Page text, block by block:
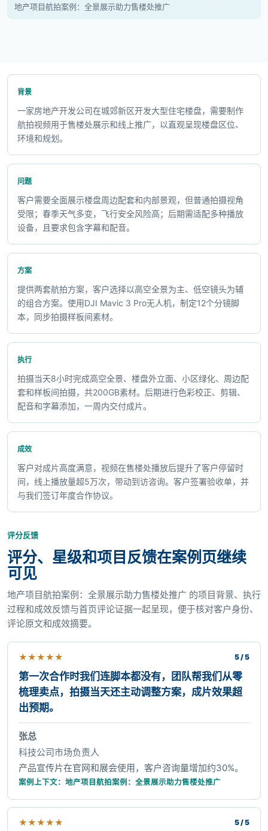
地产项目航拍案例：全景展示助力售楼处推广
背景
一家房地产开发公司在城郊新区开发大型住宅楼盘，需要制作
航拍视频用于售楼处展示和线上推广，以直观呈现楼盘区位、
环境和规划。
问题
客户需要全面展示楼盘周边配套和内部景观，但普通拍摄视角
受限；春季天气多变，飞行安全风险高；后期需适配多种播放
设备，且要求包含字幕和配音。
方案
提供两套航拍方案，客户选择以高空全景为主、低空镜头为辅
的组合方案。使用DJI Mavic 3 Pro无人机，制定12个分镜脚
本，同步拍摄样板间素材。
执行
拍摄当天8小时完成高空全景、楼盘外立面、小区绿化、周边配
套和样板间拍摄，共200GB素材。后期进行色彩校正、剪辑、
配音和字幕添加，一周内交付成片。
成效
客户对成片高度满意，视频在售楼处播放后提升了客户停留时
间，线上播放量超5万次，带动到访咨询。客户签署验收单，并
与我们签订年度合作协议。
评分反馈
评分、星级和项目反馈在案例页继续
可见
地产项目航拍案例：全景展示助力售楼处推广 的项目背景、执行
过程和成效反馈与首页评论证据一起呈现，便于核对客户身份、
评论原文和成效摘要。
★★★★★ 5 / 5
第一次合作时我们连脚本都没有，团队帮我们从零
梳理卖点，拍摄当天还主动调整方案，成片效果超
出预期。
张总
科技公司市场负责人
产品宣传片在官网和展会使用，客户咨询量增加约30%。
案例上下文：地产项目航拍案例：全景展示助力售楼处推广
★★★★★ 5 / 5